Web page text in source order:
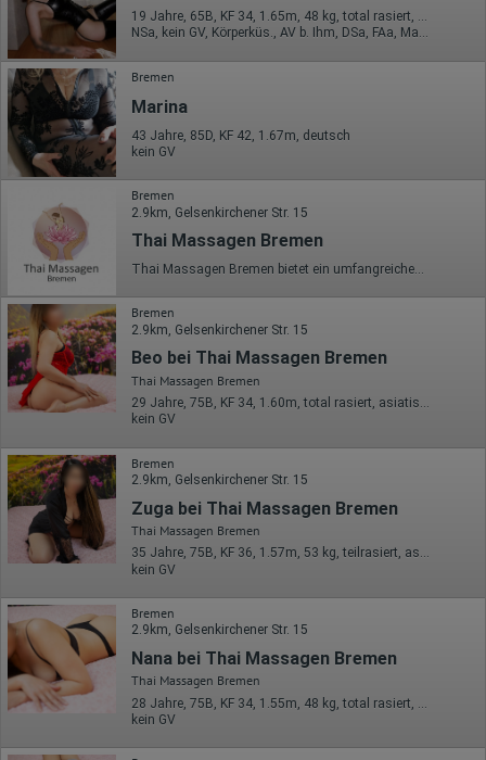
19 Jahre, 65B, KF 34, 1.65m, 48 kg, total rasiert, deutsch
NSa, kein GV, Körperküs., AV b. Ihm, DSa, FAa, Mast.
Bremen
Marina
43 Jahre, 85D, KF 42, 1.67m, deutsch
kein GV
Bremen
2.9km, Gelsenkirchener Str. 15
Thai Massagen Bremen
Thai Massagen Bremen bietet ein umfangreiches Angebot an erotischen Massagen an. Unser Ziel ist es DIE Wohlfühloase in Bremen und Umgebung für anspruchsvolle Männer zu sein. Unter anderem bieten wir Ihnen folgende Massagen an: Klassische erotische Massage Die klassische erotische Massage mit Happy End verbindet gekonnt die thailändische Massagetechnik mit einem Sensationsfeuerwerk der Gefühle beim Org*smus (Handmassage). Body to Body Massage Spüren Sie die weiche und duftende Haut unserer Damen auf Ihrem Körper. Beide Partner ölen sich ein und reiben ihre Körperteile lustvoll aneinander, massieren und streicheln sich. Blind Massage In der Dunkelheit werden die Berührungen intensiver. Lassen Sie den Fantasien freien Lauf. Spüren Sie den Atem und den Herzschlag Ihrer Partnerin, wiegen Sie sich in Geborgenheit. Diese Technik ist sehr schön, weil Vertrauen eine große Rolle spielt. Pr*stata Massage Viele Männer schwören auf diese Technik. Durch die gleichzeitige Massage der Pr*stata wird die Lust erheblich gesteigert und führt zu einer wahren Explosion, die sich langsam aufbaut. Ein wahrer Vulkan der Gefühle. Duo Massage Nicht nur Männer kommen bei uns auf ihre Kosten. Spendieren Sie ihrer Partnerin eine gemeinsame Partnermassage mit Ihnen und machen sie als Paar neue Erfahrung
Bremen
2.9km, Gelsenkirchener Str. 15
Beo bei Thai Massagen Bremen
Thai Massagen Bremen
29 Jahre, 75B, KF 34, 1.60m, total rasiert, asiatisch
kein GV
Bremen
2.9km, Gelsenkirchener Str. 15
Zuga bei Thai Massagen Bremen
Thai Massagen Bremen
35 Jahre, 75B, KF 36, 1.57m, 53 kg, teilrasiert, asiatisch
kein GV
Bremen
2.9km, Gelsenkirchener Str. 15
Nana bei Thai Massagen Bremen
Thai Massagen Bremen
kein GV